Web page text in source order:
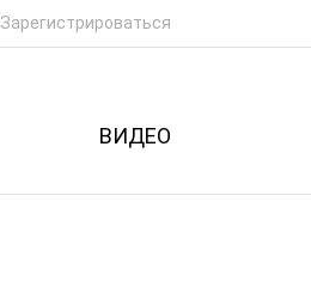
Зарегистрироваться
ВИДЕО